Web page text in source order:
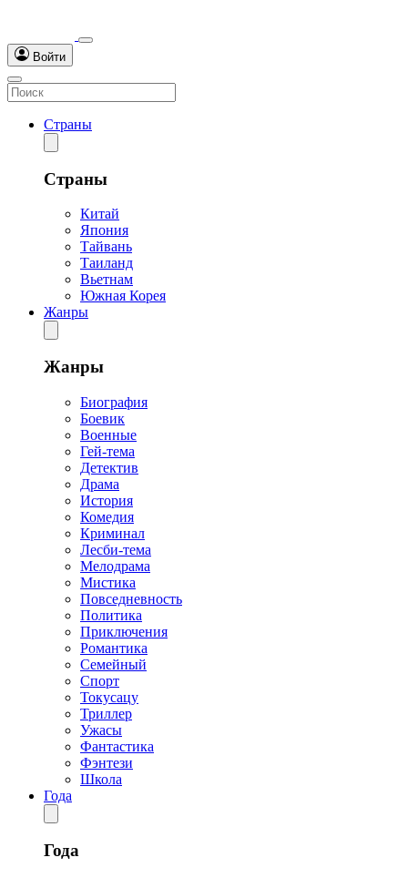
Войти
Страны
Страны
Китай
Япония
Тайвань
Таиланд
Вьетнам
Южная Корея
Жанры
Жанры
Биография
Боевик
Военные
Гей-тема
Детектив
Драма
История
Комедия
Криминал
Лесби-тема
Мелодрама
Мистика
Повседневность
Политика
Приключения
Романтика
Семейный
Спорт
Токусацу
Триллер
Ужасы
Фантастика
Фэнтези
Школа
Года
Года